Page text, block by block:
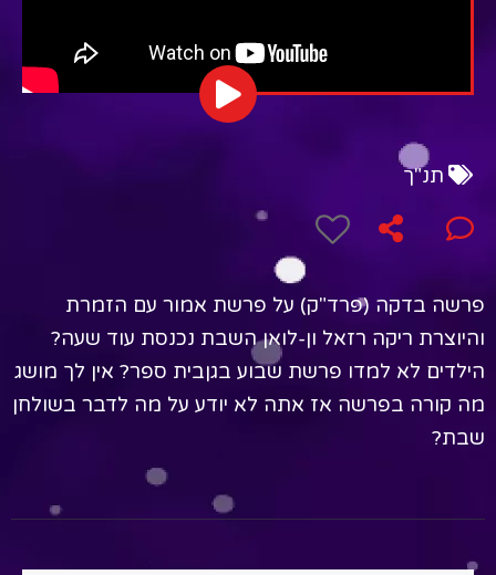
תנ"ך
פרשה בדקה (פרד"ק) על פרשת אמור עם הזמרת
והיוצרת ריקה רזאל ון-לואן השבת נכנסת עוד שעה?
הילדים לא למדו פרשת שבוע בגןבית ספר? אין לך מושג
מה קורה בפרשה אז אתה לא יודע על מה לדבר בשולחן
שבת?